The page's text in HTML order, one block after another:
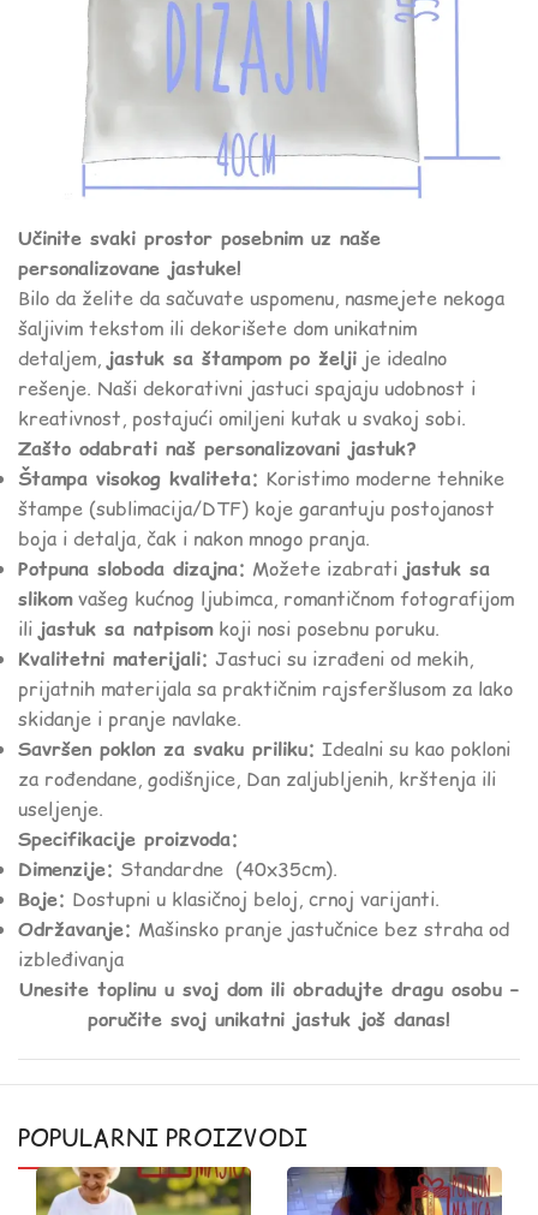
Učinite svaki prostor posebnim uz naše
personalizovane jastuke!
Bilo da želite da sačuvate uspomenu, nasmejete nekoga
šaljivim tekstom ili dekorišete dom unikatnim
detaljem,jastuk sa štampom po želji je idealno
rešenje. Naši dekorativni jastuci spajaju udobnost i
kreativnost, postajući omiljeni kutak u svakoj sobi.
Zašto odabrati naš personalizovani jastuk?
Štampa visokog kvaliteta: Koristimo moderne tehnike
štampe (sublimacija/DTF) koje garantuju postojanost
boja i detalja, čak i nakon mnogo pranja.
Potpuna sloboda dizajna: Možete izabratijastuk sa
slikomvašeg kućnog ljubimca, romantičnom fotografijom
ilijastuk sa natpisomkoji nosi posebnu poruku.
Kvalitetni materijali: Jastuci su izrađeni od mekih,
prijatnih materijala sa praktičnim rajsferšlusom za lako
skidanje i pranje navlake.
Savršen poklon za svaku priliku: Idealni su kao pokloni
za rođendane, godišnjice, Dan zaljubljenih, krštenja ili
useljenje.
Specifikacije proizvoda:
Dimenzije: Standardne (40x35cm).
Boje: Dostupni u klasičnoj beloj, crnoj varijanti.
Održavanje: Mašinsko pranje jastučnice bez straha od
izbleđivanja
Unesite toplinu u svoj dom ili obradujte dragu osobu –
poručite svoj unikatni jastuk još danas!
POPULARNI PROIZVODI